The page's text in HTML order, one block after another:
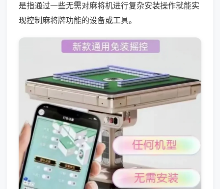
是指通过一些无需对麻将机进行复杂安装操作就能实
现控制麻将牌功能的设备或工具。